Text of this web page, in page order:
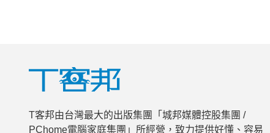
T客邦由台灣最大的出版集團「城邦媒體控股集團 /
PChome電腦家庭集團」所經營，致力提供好懂、容易